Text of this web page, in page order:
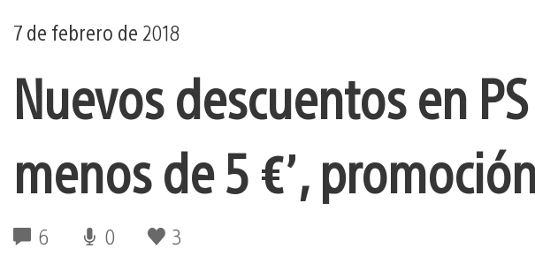
7 de febrero de 2018
Nuevos descuentos en
menos de 5 €’,
6 0 3